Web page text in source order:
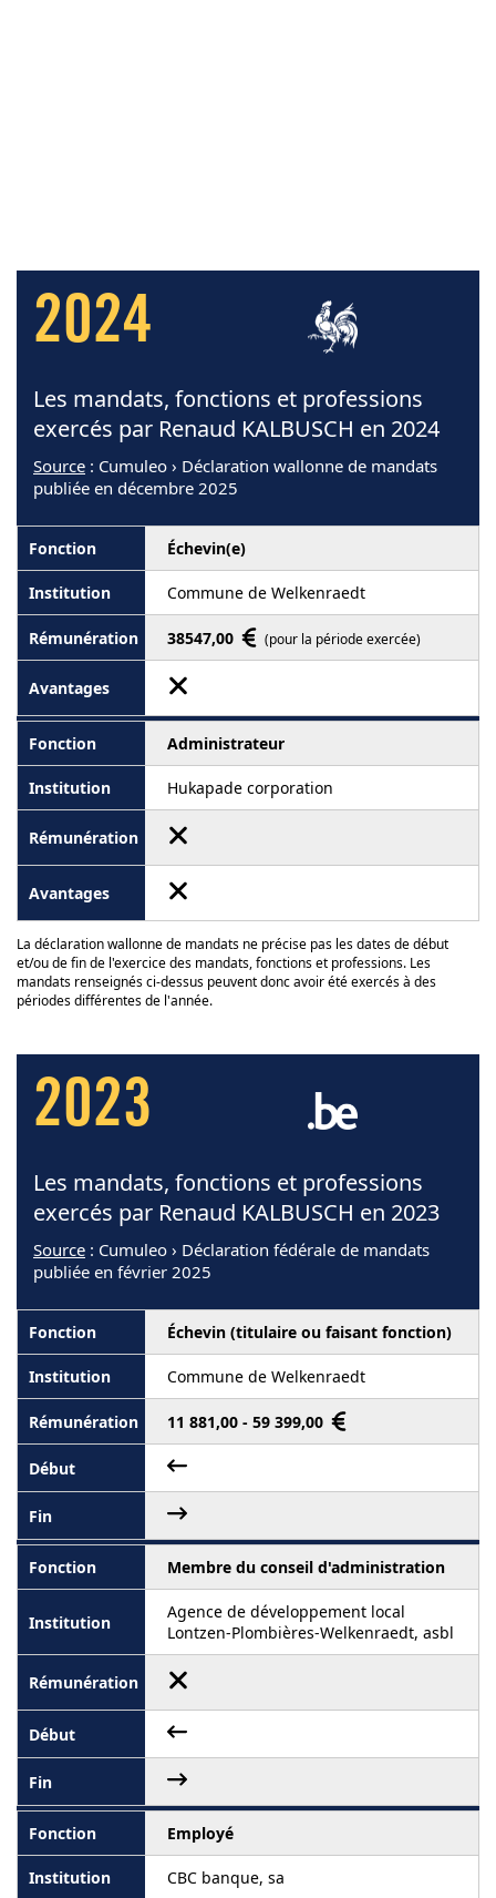
2024
Les mandats, fonctions et professions
exercés par Renaud KALBUSCH en 2024
Source : Cumuleo › Déclaration wallonne de mandats
publiée en décembre 2025
Échevin(e)
Commune de Welkenraedt
38547,00 (pour la période exercée)
Administrateur
Hukapade corporation
La déclaration wallonne de mandats ne précise pas les dates de début
et/ou de fin de l'exercice des mandats, fonctions et professions. Les
mandats renseignés ci-dessus peuvent donc avoir été exercés à des
périodes différentes de l'année.
2023
Les mandats, fonctions et professions
exercés par Renaud KALBUSCH en 2023
Source : Cumuleo › Déclaration fédérale de mandats
publiée en février 2025
Échevin (titulaire ou faisant fonction)
Commune de Welkenraedt
11 881,00 - 59 399,00
Membre du conseil d'administration
Agence de développement local
Lontzen-Plombières-Welkenraedt, asbl
Employé
CBC banque, sa